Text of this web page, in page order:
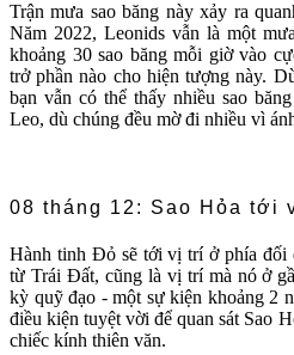
Trận mưa sao băng này xảy ra
Năm 2022, Leonids vẫn là một
khoảng 30 sao băng mỗi giờ vào
trở phần nào cho hiện tượng này.
bạn vẫn có thể thấy nhiều sao
Leo, dù chúng đều mờ đi nhiều vì
08 tháng 12: Sao Hỏa tới
Hành tinh Đỏ sẽ tới vị trí ở phía đối
từ Trái Đất, cũng là vị trí mà nó ở
kỳ quỹ đạo - một sự kiện khoảng 2
điều kiện tuyệt vời để quan sát Sao
chiếc kính thiên văn.